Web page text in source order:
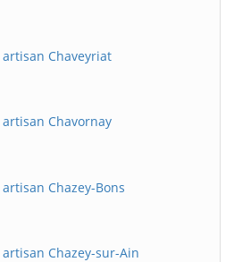
Chaveyriat
Chavornay
Chazey-Bons
Chazey-sur-Ain